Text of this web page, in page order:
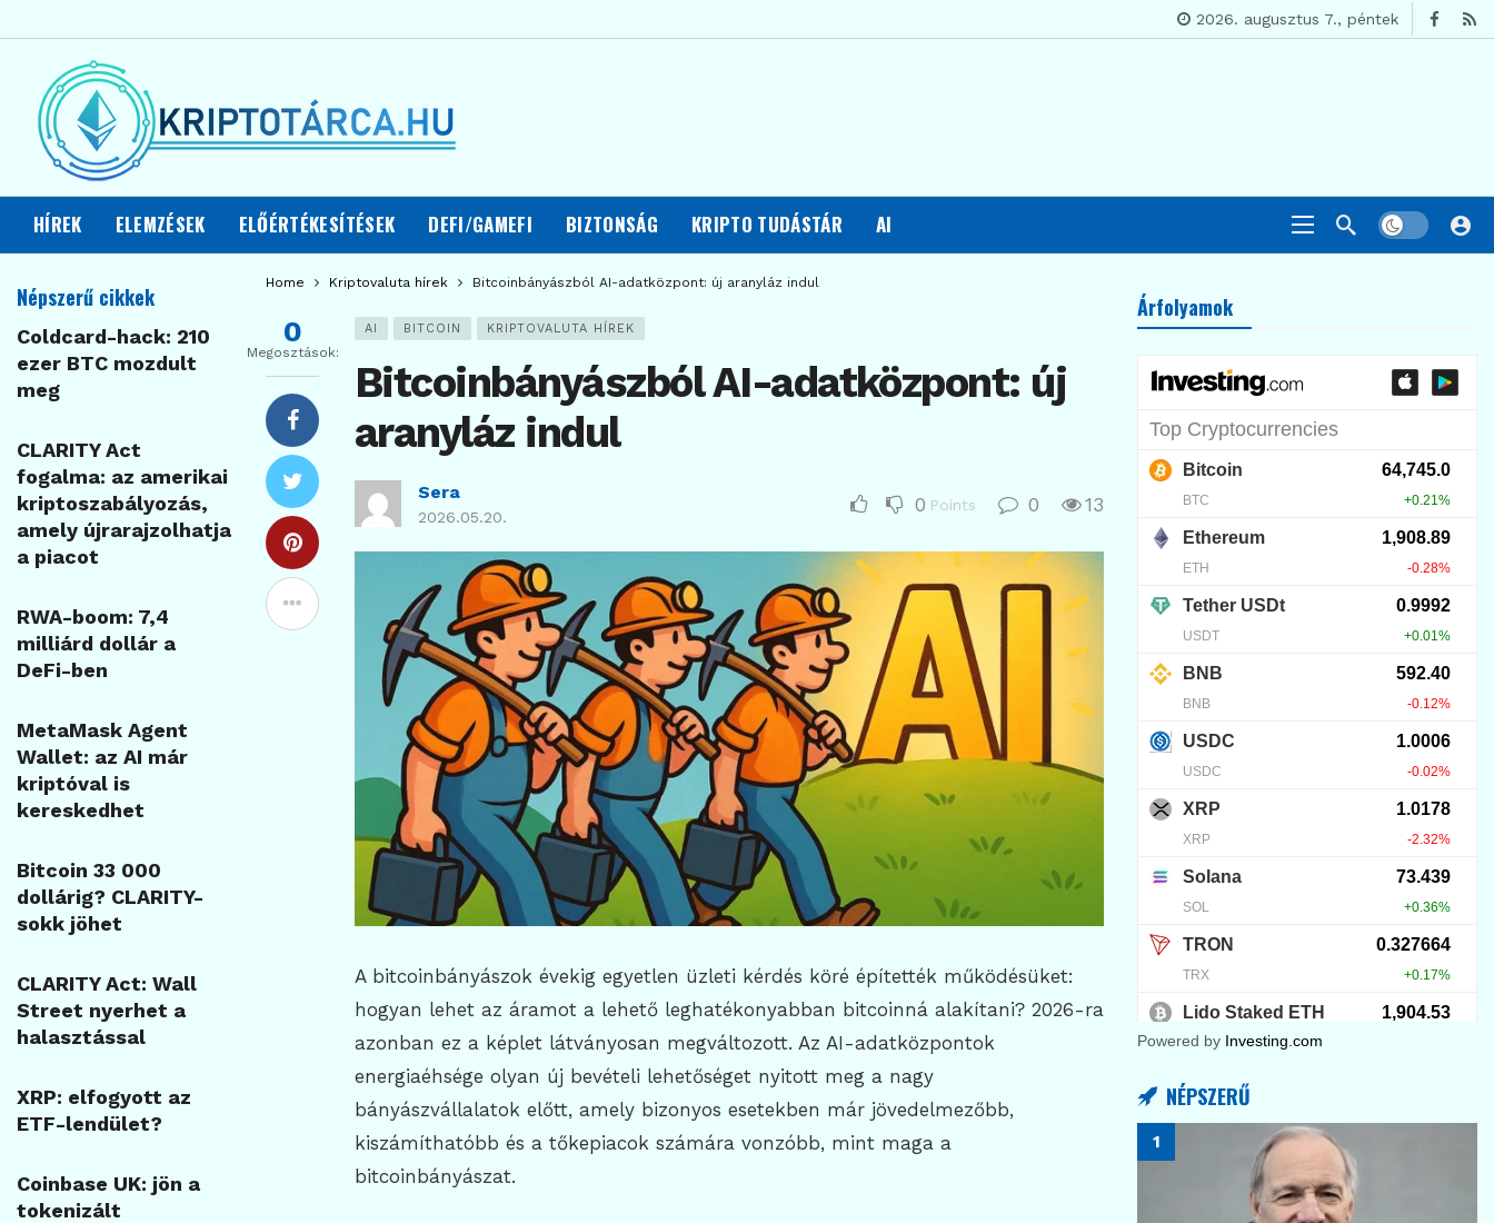
2026. augusztus 7., péntek
HÍREK ELEMZÉSEK ELŐÉRTÉKESÍTÉSEK DEFI/GAMEFI BIZTONSÁG KRIPTO TUDÁSTÁR AI
Home Kriptovaluta hírek Bitcoinbányászból AI-adatközpont: új aranyláz indul
AI BITCOIN KRIPTOVALUTA HÍREK
Bitcoinbányászból AI-adatközpont: új
aranyláz indul
Sera
2026.05.20.
0 Points 0 13
0
Megosztások:
A bitcoinbányászok évekig egyetlen üzleti kérdés köré építették működésüket:
hogyan lehet az áramot a lehető leghatékonyabban bitcoinná alakítani? 2026-ra
azonban ez a képlet látványosan megváltozott. Az AI-adatközpontok
energiaéhsége olyan új bevételi lehetőséget nyitott meg a nagy
bányászvállalatok előtt, amely bizonyos esetekben már jövedelmezőbb,
kiszámíthatóbb és a tőkepiacok számára vonzóbb, mint maga a
bitcoinbányászat.
Árfolyamok
Powered by Investing.com
NÉPSZERŰ
Népszerű cikkek
Coldcard-hack: 210
ezer BTC mozdult
meg
CLARITY Act
fogalma: az amerikai
kriptoszabályozás,
amely újrarajzolhatja
a piacot
RWA-boom: 7,4
milliárd dollár a
DeFi-ben
MetaMask Agent
Wallet: az AI már
kriptóval is
kereskedhet
Bitcoin 33 000
dollárig? CLARITY-
sokk jöhet
CLARITY Act: Wall
Street nyerhet a
halasztással
XRP: elfogyott az
ETF-lendület?
Coinbase UK: jön a
tokenizált